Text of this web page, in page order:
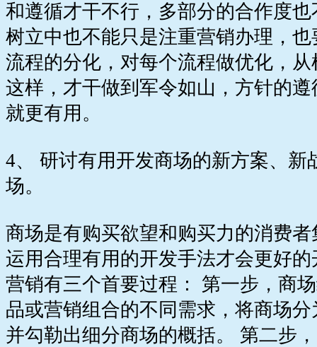
和遵循才干不行，多部分的合作度
树立中也不能只是注重营销办理，
流程的分化，对每个流程做优化，
这样，才干做到军令如山，方针的
就更有用。
4、 研讨有用开发商场的新方案、新
场。
商场是有购买欲望和购买力的消费
运用合理有用的开发手法才会更好
营销有三个首要过程： 第一步，商
品或营销组合的不同需求，将商场
并勾勒出细分商场的概括。 第二步